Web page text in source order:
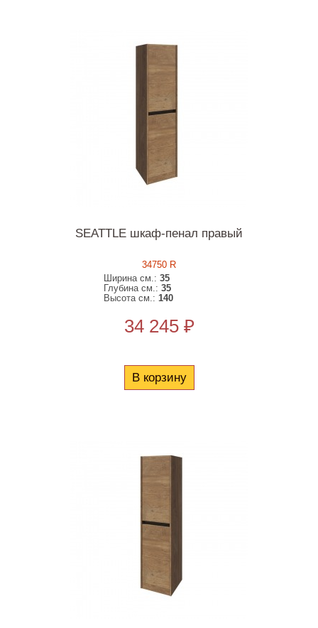
SEATTLE шкаф-пенал правый
34750 R
Ширина см.:35
Глубина см.:35
Высота см.:140
34 245 ₽
В корзину